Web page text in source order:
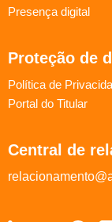
Presença digital
Proteção de
Política de
Portal do Titular
Central de